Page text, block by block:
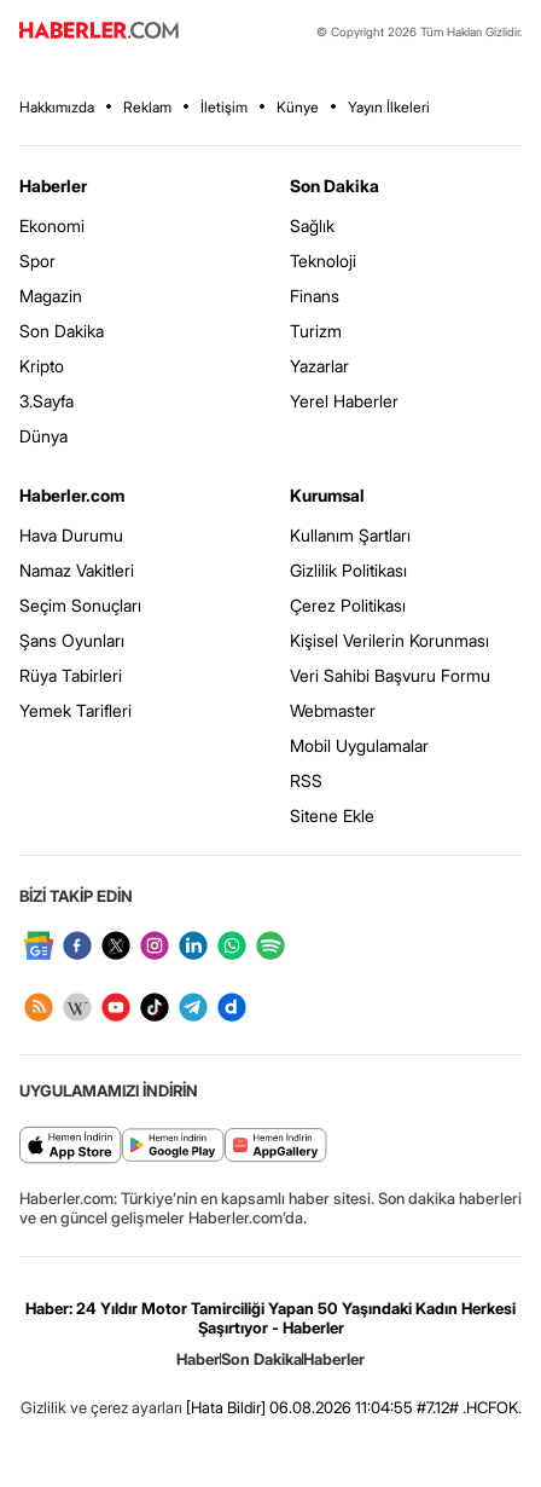
© Copyright 2026 Tüm Hakları Gizlidir.
Hakkımızda Reklam İletişim Künye Yayın İlkeleri
Haberler
Ekonomi
Spor
Magazin
Son Dakika
Kripto
3.Sayfa
Dünya
Son Dakika
Sağlık
Teknoloji
Finans
Turizm
Yazarlar
Yerel Haberler
Haberler.com
Hava Durumu
Namaz Vakitleri
Seçim Sonuçları
Şans Oyunları
Rüya Tabirleri
Yemek Tarifleri
Kurumsal
Kullanım Şartları
Gizlilik Politikası
Çerez Politikası
Kişisel Verilerin Korunması
Veri Sahibi Başvuru Formu
Webmaster
Mobil Uygulamalar
RSS
Sitene Ekle
BİZİ TAKİP EDİN
UYGULAMAMIZI İNDİRİN
Haberler.com: Türkiye’nin en kapsamlı haber sitesi. Son dakika haberleri
ve en güncel gelişmeler Haberler.com’da.
Haber: 24 Yıldır Motor Tamirciliği Yapan 50 Yaşındaki Kadın Herkesi
Şaşırtıyor - Haberler
HaberSon DakikaHaberler
Gizlilik ve çerez ayarları [Hata Bildir] 06.08.2026 11:04:55 #7.12# .HCFOK.